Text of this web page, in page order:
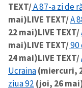
TEXT/A 87-a zi de
mai)LIVE TEXT/A
22 mai)LIVE TEXT/
mai)LIVE TEXT/90
24 mai)LIVE TEXT/
Ucraina(miercuri,
ziua 92 (joi, 26
CITEȘTE